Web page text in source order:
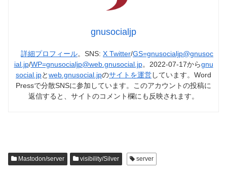
gnusocialjp
詳細プロフィール。SNS: X Twitter/GS=gnusocialjp@gnusoc
ial.jp/WP=gnusocialjp@web.gnusocial.jp。2022-07-17からgnu
social.jpとweb.gnusocial.jpのサイトを運営しています。Word
Pressで分散SNSに参加しています。このアカウントの投稿に
返信すると、サイトのコメント欄にも反映されます。
Mastodon/server visibility/Silver server